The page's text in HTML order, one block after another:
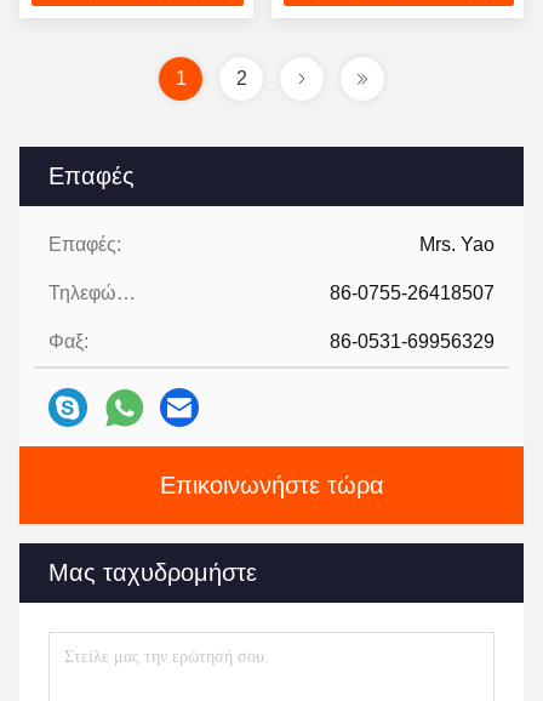
Επαφές
Επαφές: Mrs. Yao
Τηλεφώνημα: 86-0755-26418507
Φαξ: 86-0531-69956329
Επικοινωνήστε τώρα
Μας ταχυδρομήστε
1 2